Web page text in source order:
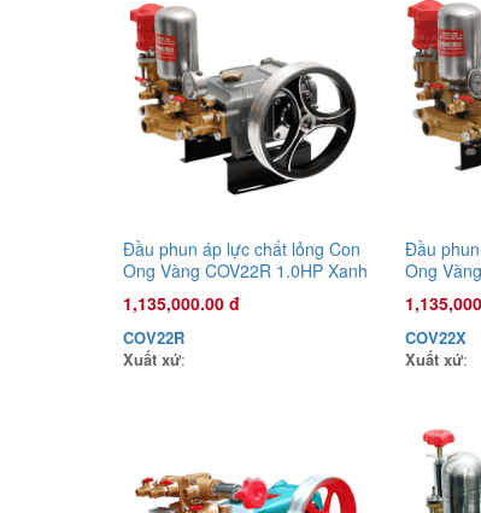
Đầu phun áp lực chất lỏng Con
Ong Vàng COV22R 1.0HP Xanh
rêu
1,135,000.00 đ
COV22R
Xuất xứ:
Đầu
Ong
mờ
COV22X
Xuất xứ: